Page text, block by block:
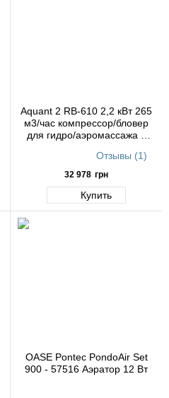
Aquant 2 RB-610 2,2 кВт 265
м3/час компрессор/бловер
для гидро/аэромассажа в
Отзывы (1)
32 978 грн
Купить
OASE Pontec PondoAir Set
900 - 57516 Аэратор 12 Вт